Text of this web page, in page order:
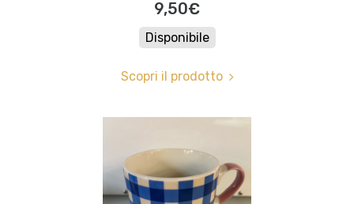
9,50€
Disponibile
Scopri il prodotto